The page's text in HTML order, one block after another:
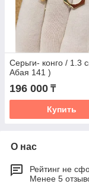
Серьги- конго / 1.3
Абая 141 )
196 000 ₸
Купить
О нас
Рейтинг не
Менее 5